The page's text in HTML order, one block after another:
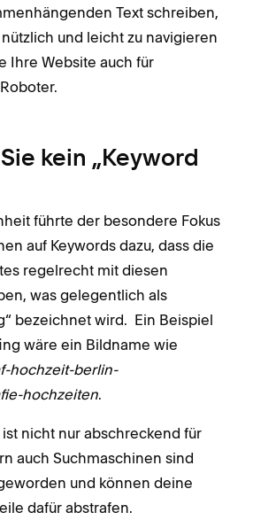
Text schreiben,
und leicht zu navigieren
Ihre Website auch für
kein „Keyword
führte der besondere Fokus
auf Keywords dazu, dass die
regelrecht mit diesen
was gelegentlich als
bezeichnet wird. Ein Beispiel
wäre ein Bildname wie
hochzeit-berlin-
hochzeiten.
nicht nur abschreckend für
auch Suchmaschinen sind
und können deine
dafür abstrafen.